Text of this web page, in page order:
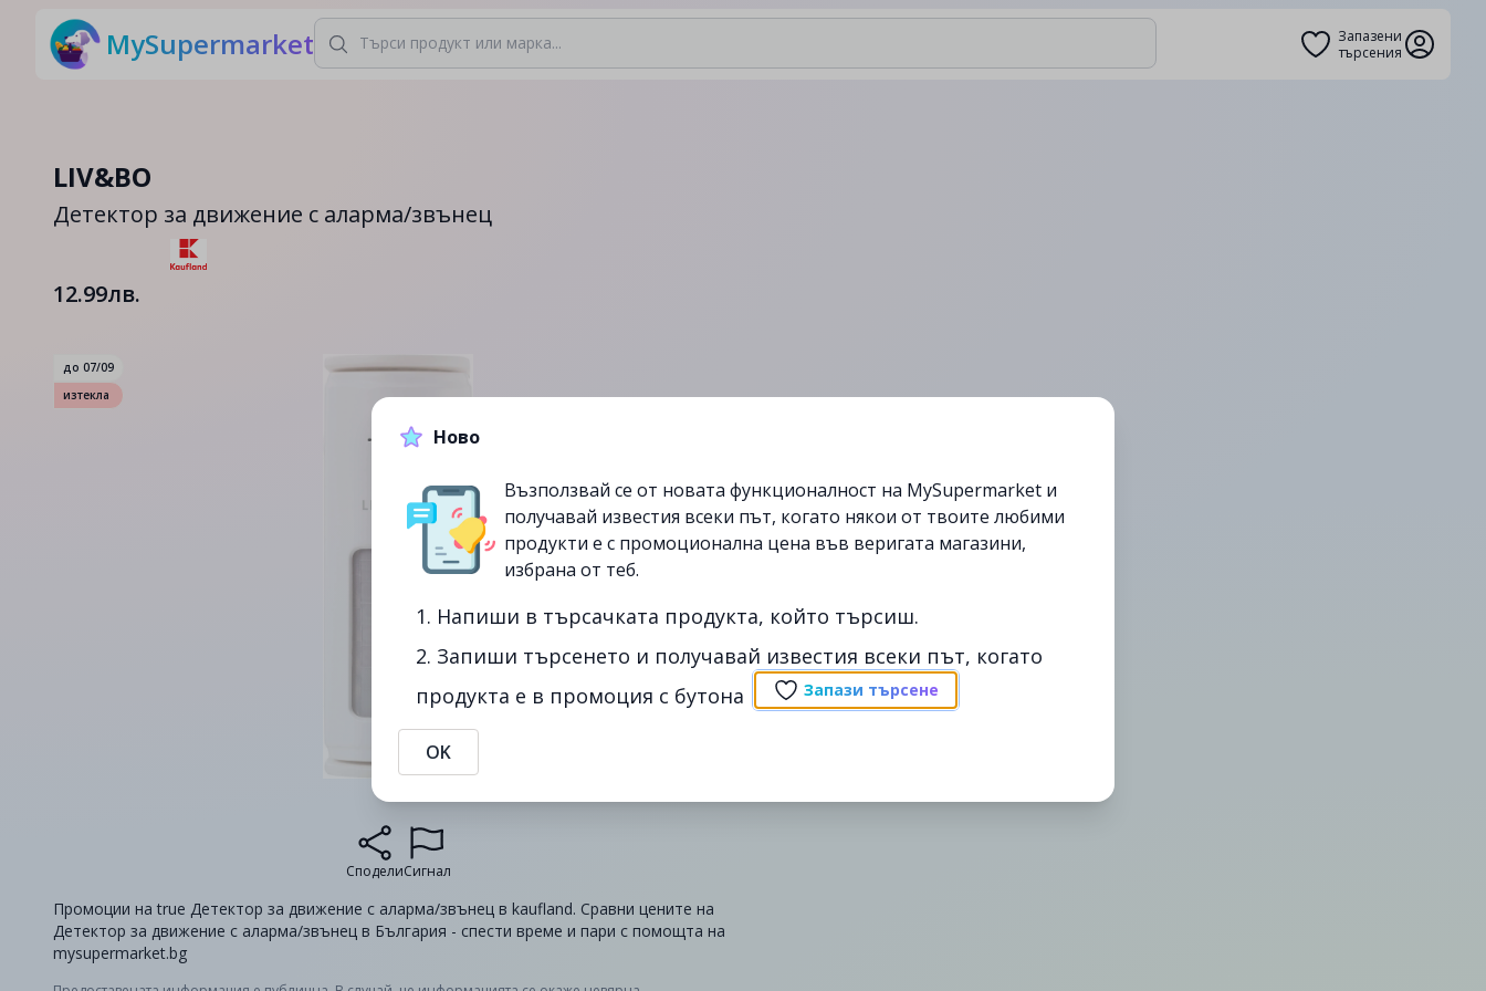
MySupermarket
Запазени
търсения
LIV&BO
Детектор за движение с аларма/звънец
12.99лв.
до 07/09
изтекла
СподелиСигнал
Промоции на true Детектор за движение с аларма/звънец в kaufland. Сравни цените на
Детектор за движение с аларма/звънец в България - спести време и пари с помощта на
mysupermarket.bg
Ново
Възползвай се от новата функционалност на MySupermarket и
получавай известия всеки път, когато някои от твоите любими
продукти е с промоционална цена във веригата магазини,
избрана от теб.
1. Напиши в търсачката продукта, който търсиш.
2. Запиши търсенето и получавай известия всеки път, когато
продукта е в промоция с бутона
Запази търсене
OK